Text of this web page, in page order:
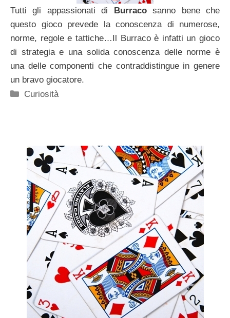
Tutti gli appassionati di Burracosanno bene che
questo gioco prevede la conoscenza di numerose,
norme, regole e tattiche…Il Burraco è infatti un gioco
di strategia e una solida conoscenza delle norme è
una delle componenti che contraddistingue in genere
un bravo giocatore.
Categorie
Curiosità